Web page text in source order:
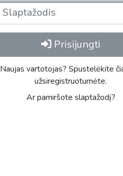
Prisijungti
Naujas vartotojas? Spustelėkite
užsiregistruotumėte.
Ar pamiršote slaptažodį?